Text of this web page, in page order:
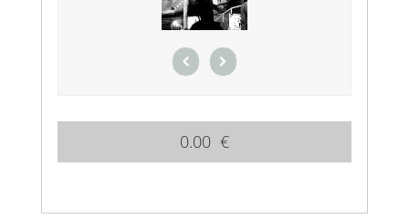
0.00 €